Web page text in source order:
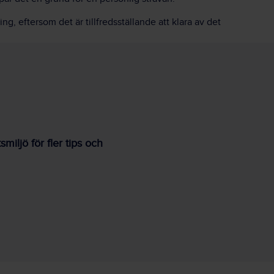
eftersom det är tillfredsställande att klara av det
för fler tips och